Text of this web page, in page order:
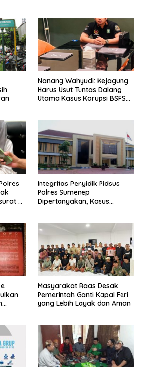
Nanang Wahyudi: Kejagung
Harus Usut Tuntas Dalang
Utama Kasus Korupsi BSPS
ke
Integritas Penyidik Pidsus
Polres Sumenep
Dipertanyakan, Kasus
Kepastian
Masyarakat Raas Desak
Pemerintah Ganti Kapal Feri
yang Lebih Layak dan Aman